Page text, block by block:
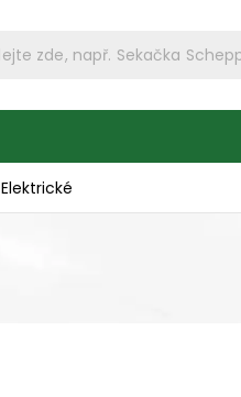
Elektrické